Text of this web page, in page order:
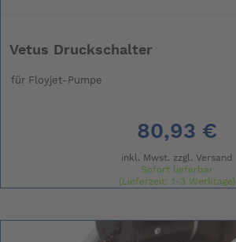
Vetus Druckschalter
für Floyjet-Pumpe
80,93 €
inkl. Mwst. zzgl. Versand
Sofort lieferbar
(Lieferzeit: 1-3 Werktage)